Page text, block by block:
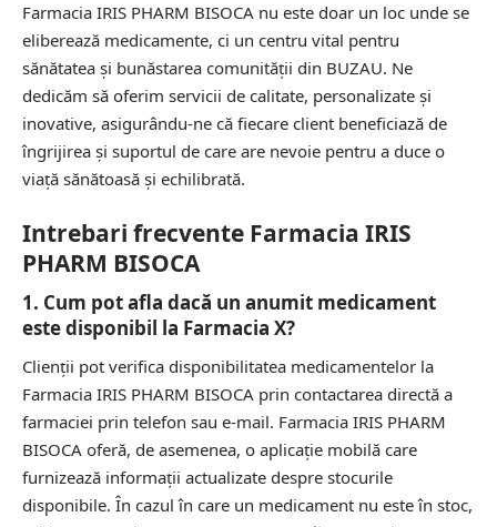
Farmacia IRIS PHARM BISOCA nu este doar un loc unde se
eliberează medicamente, ci un centru vital pentru
sănătatea și bunăstarea comunității din BUZAU. Ne
dedicăm să oferim servicii de calitate, personalizate și
inovative, asigurându-ne că fiecare client beneficiază de
îngrijirea și suportul de care are nevoie pentru a duce o
viață sănătoasă și echilibrată.
Intrebari frecvente Farmacia IRIS
PHARM BISOCA
1. Cum pot afla dacă un anumit medicament
este disponibil la Farmacia X?
Clienții pot verifica disponibilitatea medicamentelor la
Farmacia IRIS PHARM BISOCA prin contactarea directă a
farmaciei prin telefon sau e-mail. Farmacia IRIS PHARM
BISOCA oferă, de asemenea, o aplicație mobilă care
furnizează informații actualizate despre stocurile
disponibile. În cazul în care un medicament nu este în stoc,